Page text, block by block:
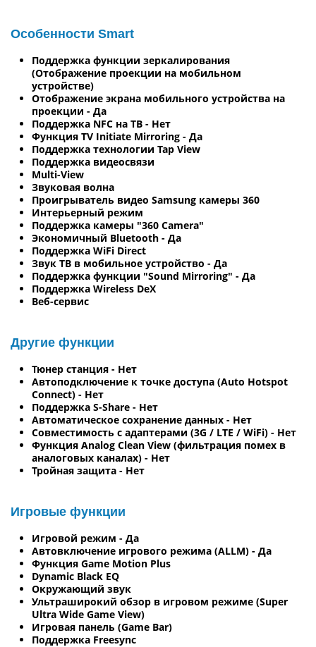
Особенности Smart
Поддержка функции зеркалирования
(Отображение проекции на мобильном
устройстве)
Отображение экрана мобильного устройства на
проекции - Да
Поддержка NFC на ТВ - Нет
Функция TV Initiate Mirroring - Да
Поддержка технологии Tap View
Поддержка видеосвязи
Multi-View
Звуковая волна
Проигрыватель видео Samsung камеры 360
Интерьерный режим
Поддержка камеры "360 Camera"
Экономичный Bluetooth - Да
Поддержка WiFi Direct
Звук ТВ в мобильное устройство - Да
Поддержка функции "Sound Mirroring" - Да
Поддержка Wireless DeX
Веб-сервис
Другие функции
Тюнер станция - Нет
Автоподключение к точке доступа (Auto Hotspot
Connect) - Нет
Поддержка S-Share - Нет
Автоматическое сохранение данных - Нет
Совместимость с адаптерами (3G / LTE / WiFi) - Нет
Функция Analog Clean View (фильтрация помех в
аналоговых каналах) - Нет
Тройная защита - Нет
Игровые функции
Игровой режим - Да
Автовключение игрового режима (ALLM) - Да
Функция Game Motion Plus
Dynamic Black EQ
Окружающий звук
Ультраширокий обзор в игровом режиме (Super
Ultra Wide Game View)
Игровая панель (Game Bar)
Поддержка Freesync